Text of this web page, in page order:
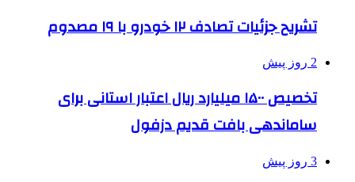
تشریح جزئیات تصادف ۱۲ خودرو با ۱۹ مصدوم
2 روز پیش
تخصیص ۱۵۰۰ میلیارد ریال اعتبار استانی برای
ساماندهی بافت قدیم دزفول
3 روز پیش